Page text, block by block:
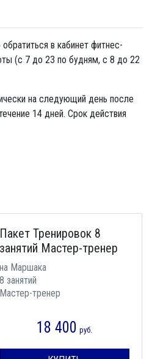
в кабинет фитнес-
(с 7 до 23 по будням, с 8 до 22
на следующий день после
14 дней. Срок действия
Пакет Тренировок 8
занятий Мастер-тренер
на Маршака
8 занятий
Мастер-тренер
18 400 руб.